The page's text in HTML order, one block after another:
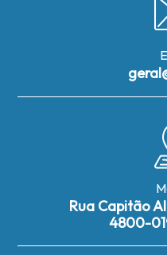
Rua Capitão
4800-